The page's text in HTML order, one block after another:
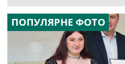
ПОПУЛЯРНЕ ФОТО